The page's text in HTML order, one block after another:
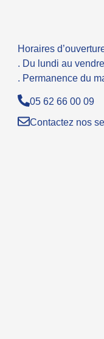
Horaires
. Du lundi au
. Permanence du
05 62 66 00 09
Contactez nos